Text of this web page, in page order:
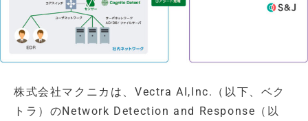
株式会社マクニカは、Vectra AI,Inc.（以下、ベク
トラ）のNetwork Detection and Response（以